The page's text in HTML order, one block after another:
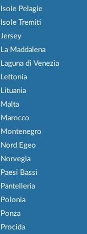
Isole Pelagie
Isole Tremiti
Jersey
La Maddalena
Laguna di Venezia
Lettonia
Lituania
Malta
Marocco
Montenegro
Nord Egeo
Norvegia
Paesi Bassi
Pantelleria
Polonia
Ponza
Procida